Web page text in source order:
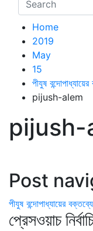
Home
2019
May
15
পীযুষ
pijush-alem
pijush-
Post
পীযুষ বন্দোপাধ্যায়ের
প্রেসওয়াচ